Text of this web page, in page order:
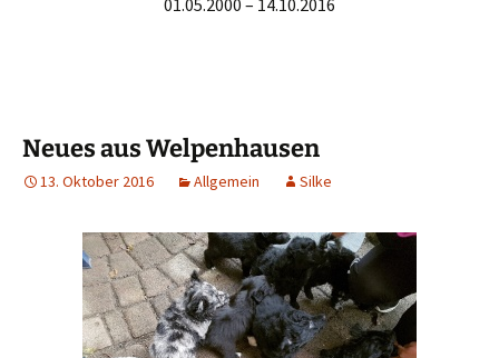
01.05.2000 – 14.10.2016
Neues aus Welpenhausen
13. Oktober 2016 Allgemein Silke